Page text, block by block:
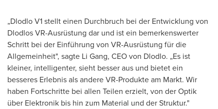
„Dlodlo V1 stellt einen Durchbruch bei der Entwicklung von
Dlodlos VR-Ausrüstung dar und ist ein bemerkenswerter
Schritt bei der Einführung von VR-Ausrüstung für die
Allgemeinheit", sagte Li Gang, CEOvon Dlodlo. „Es ist
kleiner, intelligenter, sieht besser aus und bietet ein
besseres Erlebnis als andere VR-Produkte am Markt. Wir
haben Fortschritte bei allen Teilen erzielt, von der Optik
über Elektronik bis hin zum Material und der Struktur."